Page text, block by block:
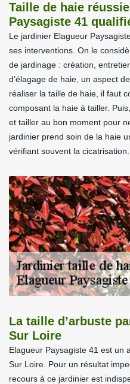
Taille de haie
Paysagiste 41
Le jardinier Elagueur
ses interventions. On le
de jardinage : création,
d’élagage de haie, un aspect
réaliser la taille de haie, il faut
composant la haie à tailler.
et tailler au bon moment pour
jardinier prend soin de la haie
vérifiant souvent la cicatrisation.
La taille d’arbuste
Sur Loire
Elagueur Paysagiste 41 est un
Sur Loire. Pour un résultat
recours à ce jardinier est